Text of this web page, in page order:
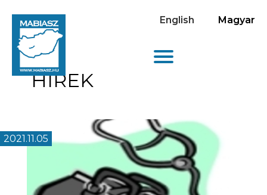
English Magyar
HÍREK
2021.11.05